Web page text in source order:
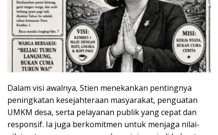
‎Dalam visi awalnya, Stien menekankan pentingnya
peningkatan kesejahteraan masyarakat, penguatan
UMKM desa, serta pelayanan publik yang cepat dan
responsif. Ia juga berkomitmen untuk menjaga nilai-